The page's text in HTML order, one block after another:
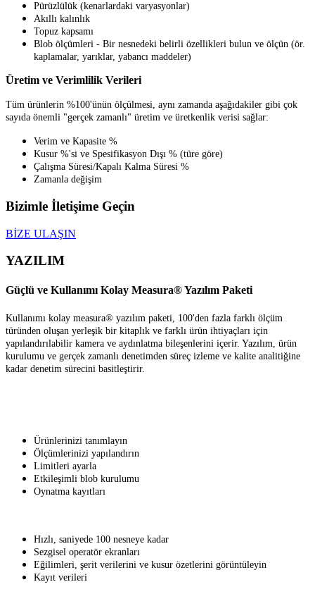
Pürüzlülük (kenarlardaki varyasyonlar)
Akıllı kalınlık
Topuz kapsamı
Blob ölçümleri - Bir nesnedeki belirli özellikleri bulun ve ölçün (ör.
kaplamalar, yarıklar, yabancı maddeler)
Üretim ve Verimlilik Verileri
Tüm ürünlerin %100'ünün ölçülmesi, aynı zamanda aşağıdakiler gibi çok
sayıda önemli "gerçek zamanlı" üretim ve üretkenlik verisi sağlar:
Verim ve Kapasite %
Kusur %'si ve Spesifikasyon Dışı % (türe göre)
Çalışma Süresi/Kapalı Kalma Süresi %
Zamanla değişim
Bizimle İletişime Geçin
BİZE ULAŞIN
YAZILIM
Güçlü ve Kullanımı Kolay Measura® Yazılım Paketi
Kullanımı kolay measura® yazılım paketi, 100'den fazla farklı ölçüm
türünden oluşan yerleşik bir kitaplık ve farklı ürün ihtiyaçları için
yapılandırılabilir kamera ve aydınlatma bileşenlerini içerir. Yazılım, ürün
kurulumu ve gerçek zamanlı denetimden süreç izleme ve kalite analitiğine
kadar denetim sürecini basitleştirir.
Ürünlerinizi tanımlayın
Ölçümlerinizi yapılandırın
Limitleri ayarla
Etkileşimli blob kurulumu
Oynatma kayıtları
Hızlı, saniyede 100 nesneye kadar
Sezgisel operatör ekranları
Eğilimleri, şerit verilerini ve kusur özetlerini görüntüleyin
Kayıt verileri